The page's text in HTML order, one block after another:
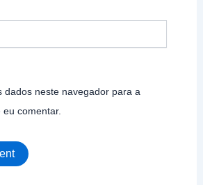
dados neste navegador para a
comentar.